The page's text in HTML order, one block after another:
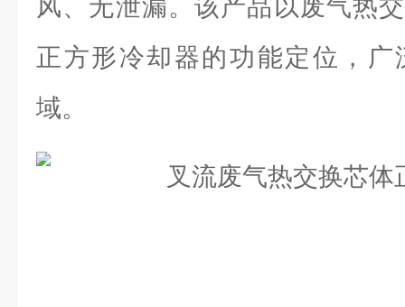
风、无泄漏。该产品以废气热
正方形冷却器的功能定位，
域。